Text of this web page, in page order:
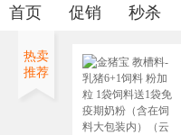
首页 促销 秒杀
热卖
推荐